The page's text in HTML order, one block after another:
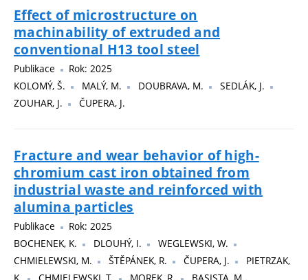
Effect of microstructure on
machinability of extruded and
conventional H13 tool steel
Publikace
Rok: 2025
KOLOMÝ, Š.
MALÝ, M. DOUBRAVA, M.
SEDLÁK, J.
ZOUHAR, J.
ČUPERA, J.
Fracture and wear behavior of high-
chromium cast iron obtained from
industrial waste and reinforced with
alumina particles
Publikace
Rok: 2025
BOCHENEK, K.
DLOUHÝ, I.
WEGLEWSKI, W.
CHMIELEWSKI, M.
ŠTĚPÁNEK, R. ČUPERA, J.
PIETRZAK,